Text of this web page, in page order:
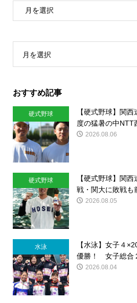
月を選択
おすすめ記事
硬式野球
【硬式野球】関
度の猛暑の中NTT
2026.08.06
硬式野球
【硬式野球】関
戦・関大に敗戦も
2026.08.05
水泳
【水泳】女子４
優勝！ 女子総合
2026.08.04